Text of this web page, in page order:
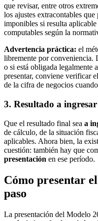
que revisar, entre otros
los ajustes extracontables
imponibles si resulta
computables según la
Advertencia práctica: el
libremente por conveniencia.
o si está obligada legalmente
presentar, conviene verificar
de la cifra de negocios
3. Resultado a
Que el resultado final sea a
de cálculo, de la situación
aplicables. Ahora bien, la
cuestión: también hay que
presentación en ese período.
Cómo presentar
paso
La presentación del Modelo